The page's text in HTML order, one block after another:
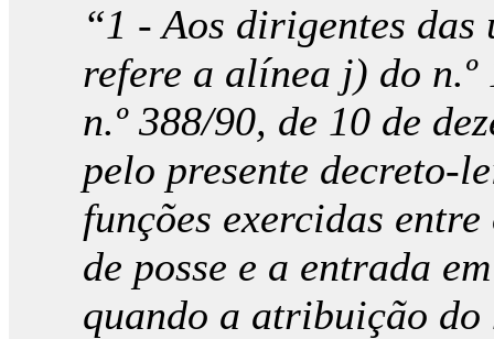
“1 - Aos dirigentes das
refere a alínea j) do
n.º 388/90, de 10 de
pelo presente decreto-
funções exercidas
de posse e a entrada
quando a atribuição do